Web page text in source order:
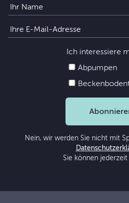
Ich interessiere
Abpumpen
Nein, wir werden Sie nicht mit
Sie können jederzeit